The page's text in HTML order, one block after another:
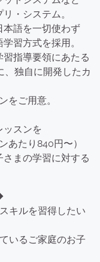
・システム。
本語を一切使わず
習方式を採用。
習指導要領にあたる
独自に開発したカ
をご用意。
ッスンを
あたり840円〜）
さまの学習に対する
キルを習得したい
いるご家庭のお子